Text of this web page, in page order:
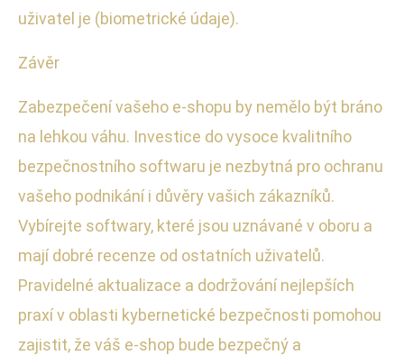
uživatel je (biometrické údaje).
Závěr
Zabezpečení vašeho e-shopu by nemělo být bráno
na lehkou váhu. Investice do vysoce kvalitního
bezpečnostního softwaru je nezbytná pro ochranu
vašeho podnikání i důvěry vašich zákazníků.
Vybírejte softwary, které jsou uznávané v oboru a
mají dobré recenze od ostatních uživatelů.
Pravidelné aktualizace a dodržování nejlepších
praxí v oblasti kybernetické bezpečnosti pomohou
zajistit, že váš e-shop bude bezpečný a